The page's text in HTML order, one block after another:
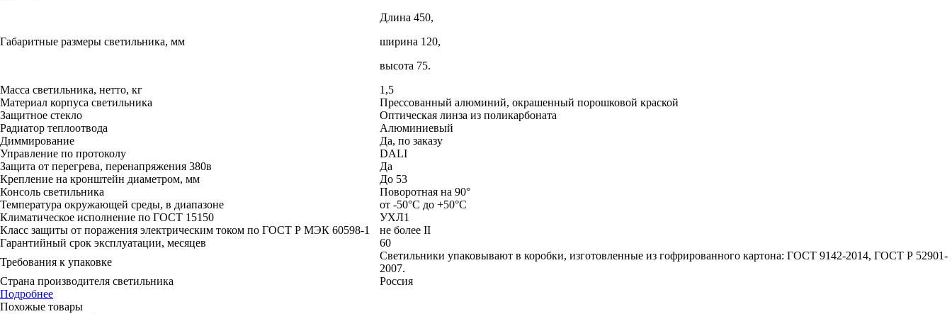
Габаритные размеры светильника, мм
Длина 450,
ширина 120,
высота 75.
Масса светильника, нетто, кг
1,5
Материал корпуса светильника
Прессованный алюминий, окрашенный порошковой краской
Защитное стекло
Оптическая линза из поликарбоната
Радиатор теплоотвода
Алюминиевый
Диммирование
Да, по заказу
Управление по протоколу
DALI
Защита от перегрева, перенапряжения 380в
Да
Крепление на кронштейн диаметром, мм
До 53
Консоль светильника
Поворотная на 90°
Температура окружающей среды, в диапазоне
от -50°С до +50°С
Климатическое исполнение по ГОСТ 15150
УХЛ1
Класс защиты от поражения электрическим током по ГОСТ Р МЭК 60598-1
не более II
Гарантийный срок эксплуатации, месяцев
60
Требования к упаковке
Светильники упаковывают в коробки, изготовленные из гофрированного картона: ГОСТ 9142-2014, ГОСТ Р 52901-
2007.
Страна производителя светильника
Россия
Подробнее
Похожые товары